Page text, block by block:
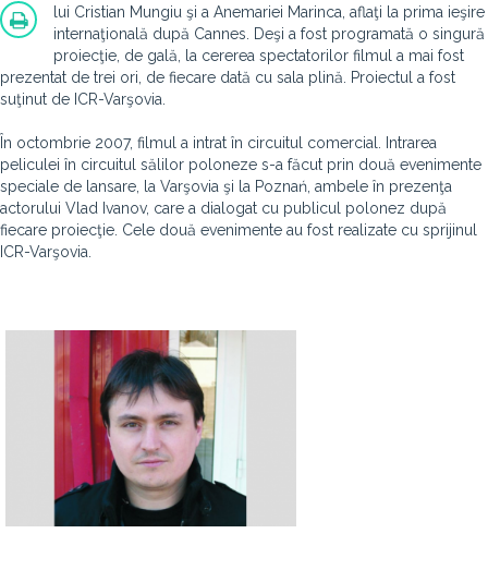
lui Cristian Mungiu şi a Anemariei Marinca, aflaţi la prima ieşire
internaţională după Cannes. Deşi a fost programată o singură
proiecţie, de gală, la cererea spectatorilor filmul a mai fost
prezentat de trei ori, de fiecare dată cu sala plină. Proiectul a fost
suţinut de ICR-Varşovia.
În octombrie 2007, filmul a intrat în circuitul comercial. Intrarea
peliculei în circuitul sălilor poloneze s-a făcut prin două evenimente
speciale de lansare, la Varşovia şi la Poznań, ambele în prezenţa
actorului Vlad Ivanov, care a dialogat cu publicul polonez după
fiecare proiecţie. Cele două evenimente au fost realizate cu sprijinul
ICR-Varşovia.